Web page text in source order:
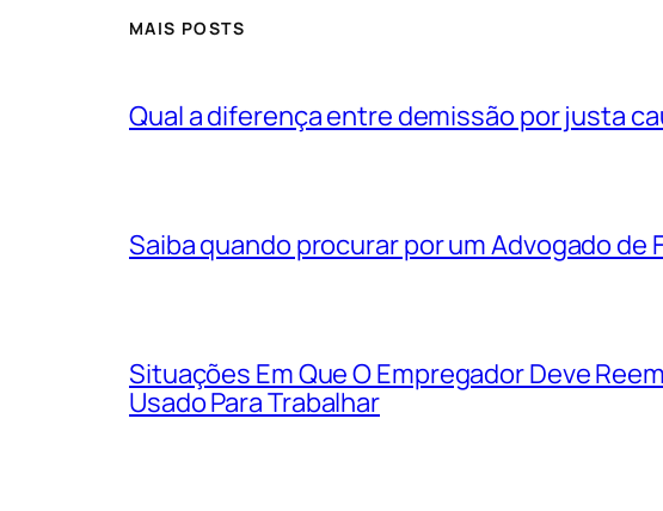
MAIS POSTS
Qual a diferença entre demissão por justa
Saiba quando procurar por um Advogado de
Situações Em Que O Empregador Deve
Usado Para Trabalhar